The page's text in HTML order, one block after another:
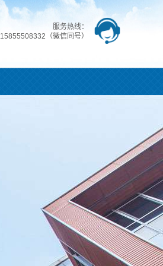
服务热线：
15855508332（微信同号）